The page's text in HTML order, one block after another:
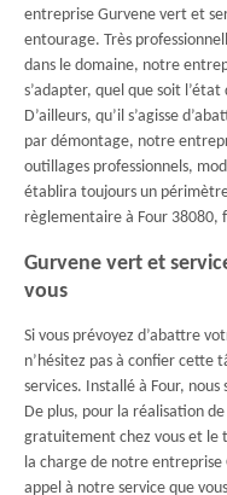
entreprise Gurvene vert et
entourage. Très
dans le domaine, notre
s’adapter, quel que soit
D’ailleurs, qu’il s’agisse
par démontage, notre
outillages professionnels,
établira toujours un
règlementaire à Four 38080,
Gurvene vert et
vous
Si vous prévoyez d’abattre
n’hésitez pas à confier cette
services. Installé à Four,
De plus, pour la réalisation
gratuitement chez vous et le
la charge de notre entreprise
appel à notre service que